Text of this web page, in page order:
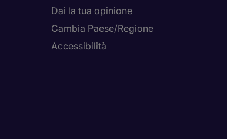
Dai la tua opinione
Cambia Paese/Regione
Accessibilità